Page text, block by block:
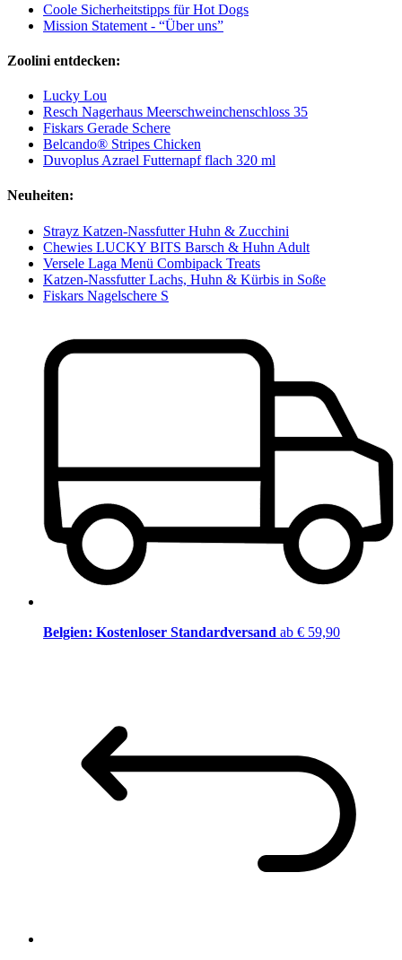
Coole Sicherheitstipps für Hot Dogs
Mission Statement - “Über uns”
Zoolini entdecken:
Lucky Lou
Resch Nagerhaus Meerschweinchenschloss 35
Fiskars Gerade Schere
Belcando® Stripes Chicken
Duvoplus Azrael Futternapf flach 320 ml
Neuheiten:
Strayz Katzen-Nassfutter Huhn & Zucchini
Chewies LUCKY BITS Barsch & Huhn Adult
Versele Laga Menü Combipack Treats
Katzen-Nassfutter Lachs, Huhn & Kürbis in Soße
Fiskars Nagelschere S
Belgien: Kostenloser Standardversand ab € 59,90